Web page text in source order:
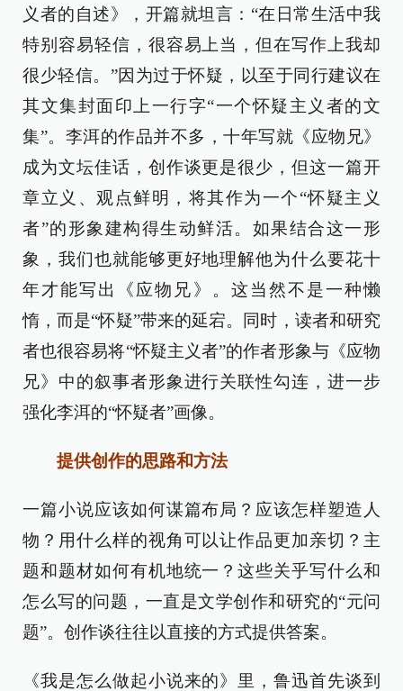
义者的自述》，开篇就坦言：“在日常生活中我
特别容易轻信，很容易上当，但在写作上我却
很少轻信。”因为过于怀疑，以至于同行建议在
其文集封面印上一行字“一个怀疑主义者的文
集”。李洱的作品并不多，十年写就《应物兄》
成为文坛佳话，创作谈更是很少，但这一篇开
章立义、观点鲜明，将其作为一个“怀疑主义
者”的形象建构得生动鲜活。如果结合这一形
象，我们也就能够更好地理解他为什么要花十
年才能写出《应物兄》。这当然不是一种懒
惰，而是“怀疑”带来的延宕。同时，读者和研究
者也很容易将“怀疑主义者”的作者形象与《应物
兄》中的叙事者形象进行关联性勾连，进一步
强化李洱的“怀疑者”画像。
提供创作的思路和方法
一篇小说应该如何谋篇布局？应该怎样塑造人
物？用什么样的视角可以让作品更加亲切？主
题和题材如何有机地统一？这些关乎写什么和
怎么写的问题，一直是文学创作和研究的“元问
题”。创作谈往往以直接的方式提供答案。
《我是怎么做起小说来的》里，鲁迅首先谈到